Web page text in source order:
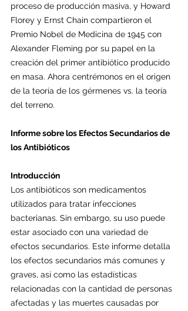
proceso de producción masiva, y Howard
Florey y Ernst Chain compartieron el
Premio Nobel de Medicina de 1945 con
Alexander Fleming por su papel en la
creación del primer antibiótico producido
en masa. Ahora centrémonos en el origen
de la teoría de los gérmenes vs. la teoría
del terreno.
Informe sobre los Efectos Secundarios de
los Antibióticos
Introducción
Los antibióticos son medicamentos
utilizados para tratar infecciones
bacterianas. Sin embargo, su uso puede
estar asociado con una variedad de
efectos secundarios. Este informe detalla
los efectos secundarios más comunes y
graves, así como las estadísticas
relacionadas con la cantidad de personas
afectadas y las muertes causadas por